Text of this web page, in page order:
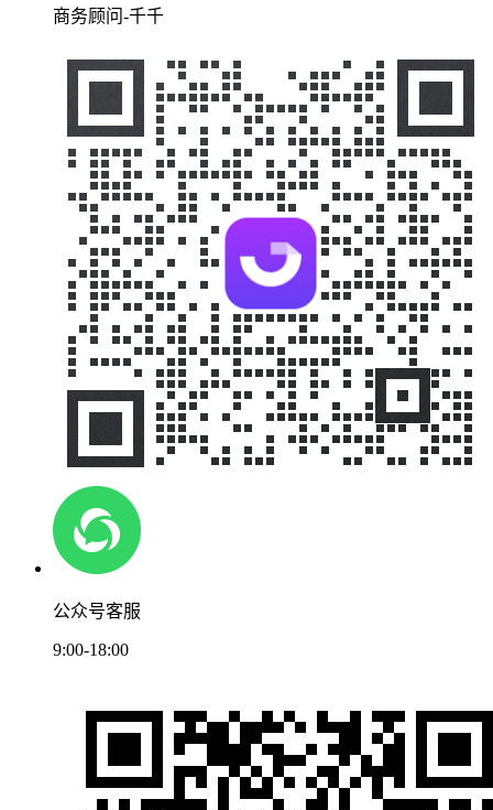
商务顾问-千千
公众号客服
9:00-18:00